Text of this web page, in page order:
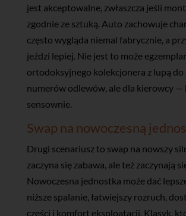
jest akceptowalne, zwłaszcza jeśli
zgodnie ze sztuką. Auto zachowuje
często wygląda niemal fabrycznie, a
jeździ lepiej. Nie jest to może
ortodoksyjnego kolekcjonera z lupą do
numerów odlewów, ale dla kierowcy —
sensownie.
Swap na nowoczesną
Drugi scenariusz to swap na nowszy
zaczyna się zabawa, ale też zaczynają
Nowoczesna jednostka może dać
niższe spalanie, łatwiejszy rozruch,
części i komfort eksploatacji. Klasyk,